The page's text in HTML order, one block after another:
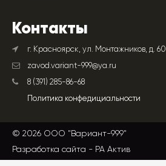
Контакты
г. Красноярск, ул. Монтажников, д. 60
zavod.variant-999@ya.ru
8 (391) 285-86-68
Политика конфедициальности
© 2026 ООО "Вариант-999"
Разработка сайта - РА Актив